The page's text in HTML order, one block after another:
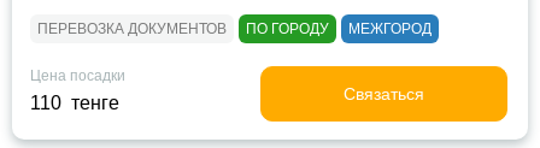
ПЕРЕВОЗКА ДОКУМЕНТОВ ПО ГОРОДУ МЕЖГОРОД
Цена посадки
110 тенге Связаться